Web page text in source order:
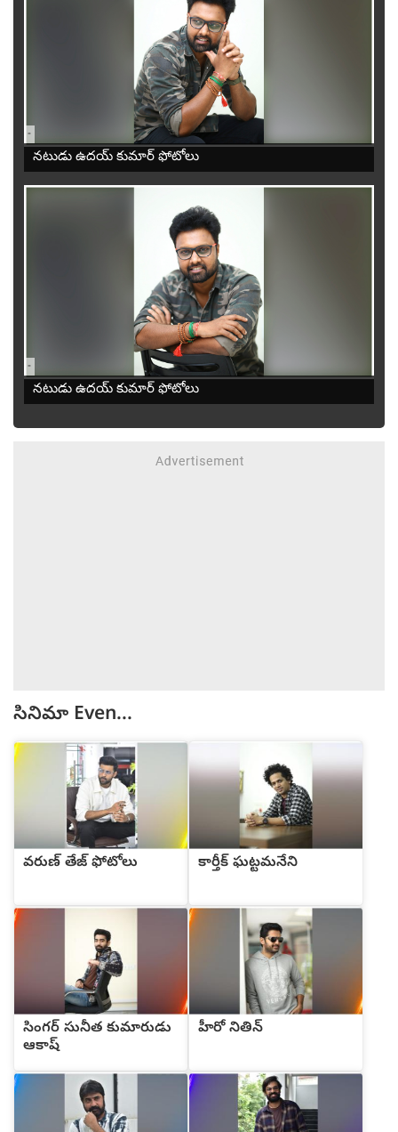
-
నటుడు ఉదయ్ కుమార్ ఫోటోలు
-
నటుడు ఉదయ్ కుమార్ ఫోటోలు
సినిమా Even...
వరుణ్ తేజ్ ఫోటోలు కార్తీక్ ఘట్టమనేని
సింగర్ సునీత కుమారుడు
ఆకాష్
హీరో నితిన్